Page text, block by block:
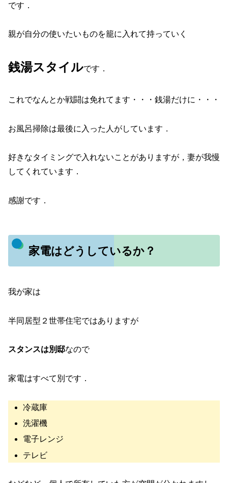
です．
親が自分の使いたいものを籠に入れて持っていく
銭湯スタイルです．
これでなんとか戦闘は免れてます・・・銭湯だけに・・・
お風呂掃除は最後に入った人がしています．
好きなタイミングで入れないことがありますが，妻が我慢
してくれています．
感謝です．
家電はどうしているか？
我が家は
半同居型２世帯住宅ではありますが
スタンスは別邸なので
家電はすべて別です．
冷蔵庫
洗濯機
電子レンジ
テレビ